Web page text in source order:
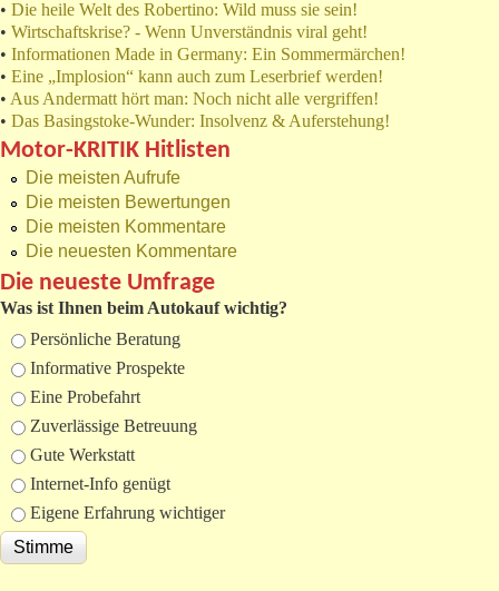
• Die heile Welt des Robertino: Wild muss sie sein!
• Wirtschaftskrise? - Wenn Unverständnis viral geht!
• Informationen Made in Germany: Ein Sommermärchen!
• Eine „Implosion“ kann auch zum Leserbrief werden!
• Aus Andermatt hört man: Noch nicht alle vergriffen!
• Das Basingstoke-Wunder: Insolvenz & Auferstehung!
Motor-KRITIK Hitlisten
Die meisten Aufrufe
Die meisten Bewertungen
Die meisten Kommentare
Die neuesten Kommentare
Die neueste Umfrage
Was ist Ihnen beim Autokauf wichtig?
Auswahlmöglichkeiten
Persönliche Beratung
Informative Prospekte
Eine Probefahrt
Zuverlässige Betreuung
Gute Werkstatt
Internet-Info genügt
Eigene Erfahrung wichtiger